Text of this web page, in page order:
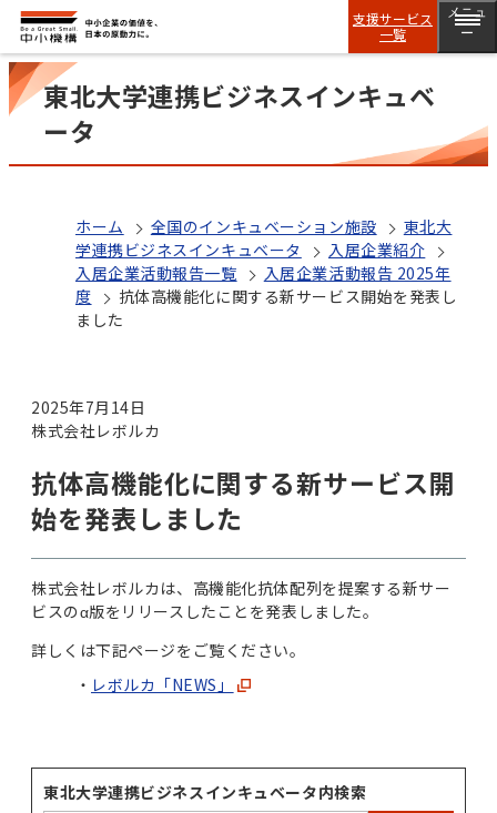
支援サービス
一覧
メニュ
ー
東北大学連携ビジネスインキュベ
ータ
ホーム 全国のインキュベーション施設
東北大
学連携ビジネスインキュベータ
入居企業紹介
入居企業活動報告一覧
入居企業活動報告 2025年
度
抗体高機能化に関する新サービス開始を発表し
ました
2025年7月14日
株式会社レボルカ
抗体高機能化に関する新サービス開
始を発表しました
株式会社レボルカは、高機能化抗体配列を提案する新サー
ビスのα版をリリースしたことを発表しました。
詳しくは下記ページをご覧ください。
レボルカ「NEWS」
東北大学連携ビジネスインキュベータ内検索